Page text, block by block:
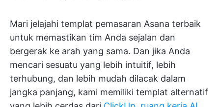
Mari jelajahi templat pemasaran Asana terbaik
untuk memastikan tim Anda sejalan dan
bergerak ke arah yang sama. Dan jika Anda
mencari sesuatu yang lebih intuitif, lebih
terhubung, dan lebih mudah dilacak dalam
jangka panjang, kami memiliki templat alternatif